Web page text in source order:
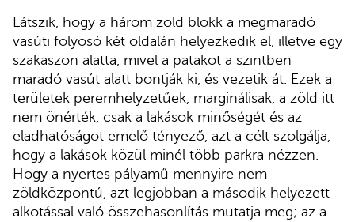
Látszik, hogy a három zöld blokk a megmaradó
vasúti folyosó két oldalán helyezkedik el, illetve egy
szakaszon alatta, mivel a patakot a szintben
maradó vasút alatt bontják ki, és vezetik át. Ezek a
területek peremhelyzetűek, marginálisak, a zöld itt
nem önérték, csak a lakások minőségét és az
eladhatóságot emelő tényező, azt a célt szolgálja,
hogy a lakások közül minél több parkra nézzen.
Hogy a nyertes pályamű mennyire nem
zöldközpontú, azt legjobban a második helyezett
alkotással való összehasonlítás mutatja meg; az a